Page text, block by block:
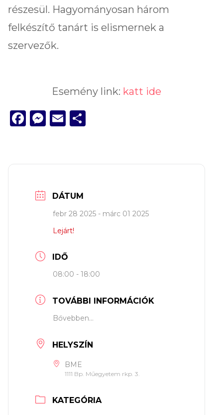
részesül. Hagyományosan három
felkészítő tanárt is elismernek a
szervezők.
Esemény link: katt ide
Facebook
Messenger
Email
DÁTUM
febr 28 2025 - márc 01 2025
Lejárt!
IDŐ
08:00 - 18:00
TOVÁBBI INFORMÁCIÓK
Bővebben...
HELYSZÍN
BME
1111 Bp. Műegyetem rkp. 3.
KATEGÓRIA